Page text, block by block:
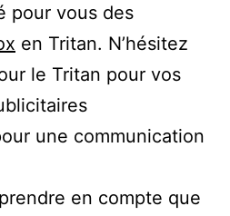
pour vous des
en Tritan. N’hésitez
le Tritan pour vos
une communication
en compte que